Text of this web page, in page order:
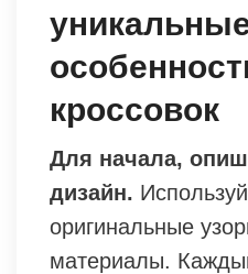
кроссовок
Для начала,
дизайн.
оригинальные
материалы.